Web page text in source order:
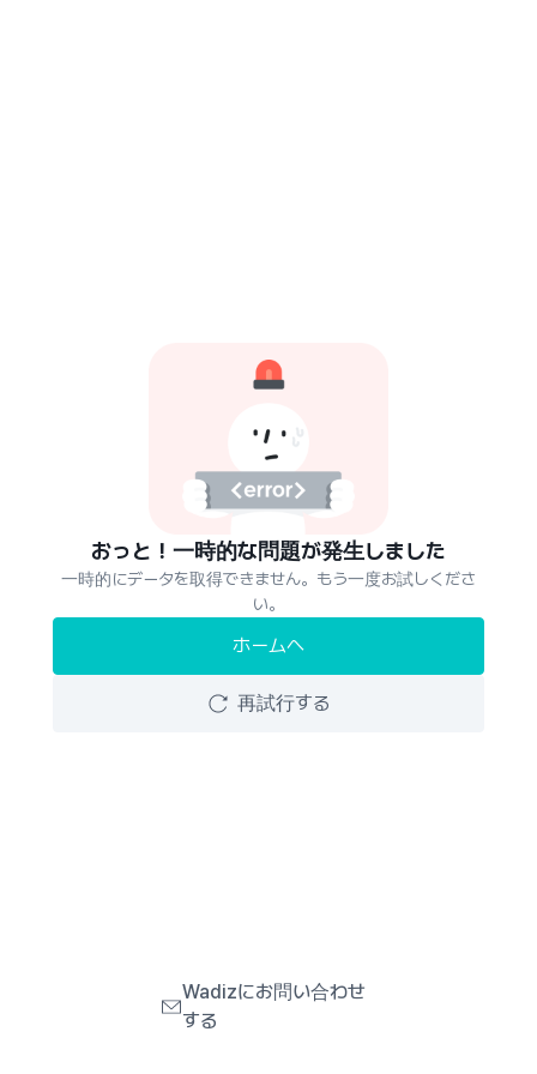
おっと！一時的な問題が発生しました
一時的にデータを取得できません。もう一度お試しくださ
い。
ホームへ
再試行する
Wadizにお問い合わせ
する